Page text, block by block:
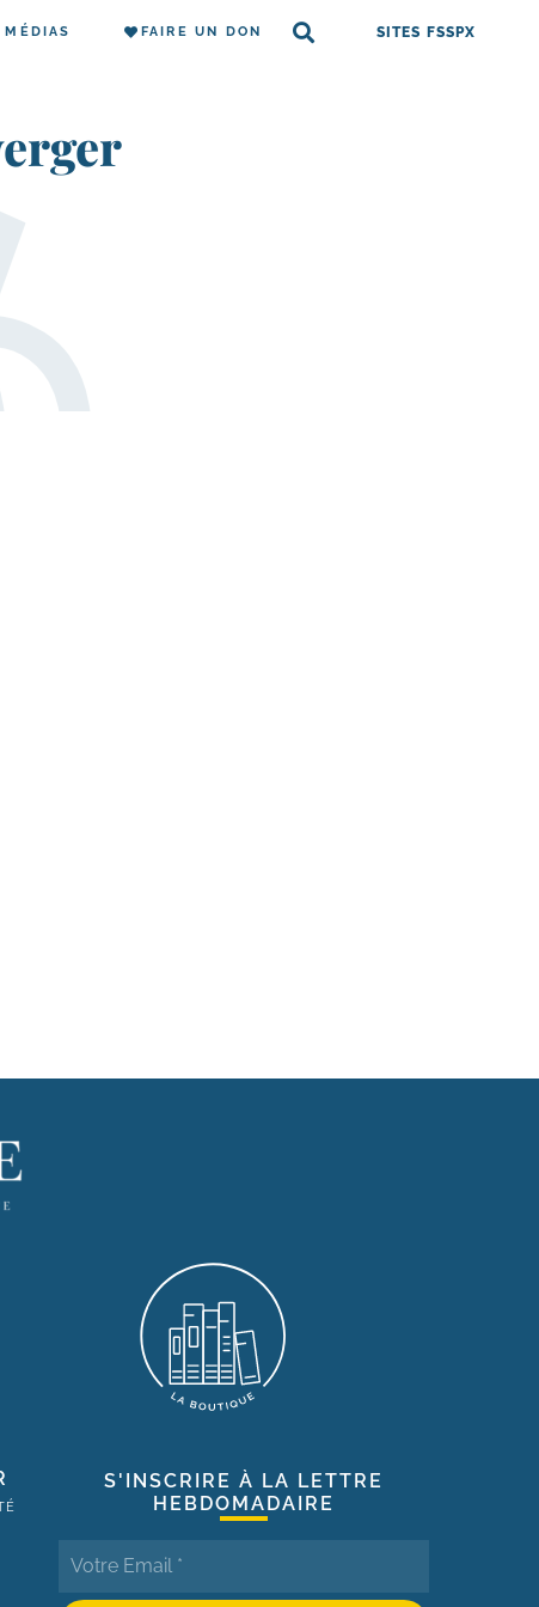
MÉDIAS FAIRE UN DON SITES FSSPX
S'INSCRIRE À LA LETTRE
HEBDOMADAIRE